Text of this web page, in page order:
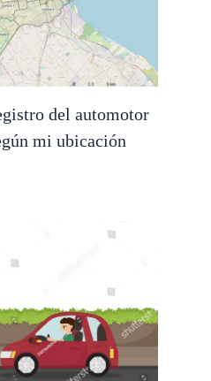
del automotor
mi ubicación